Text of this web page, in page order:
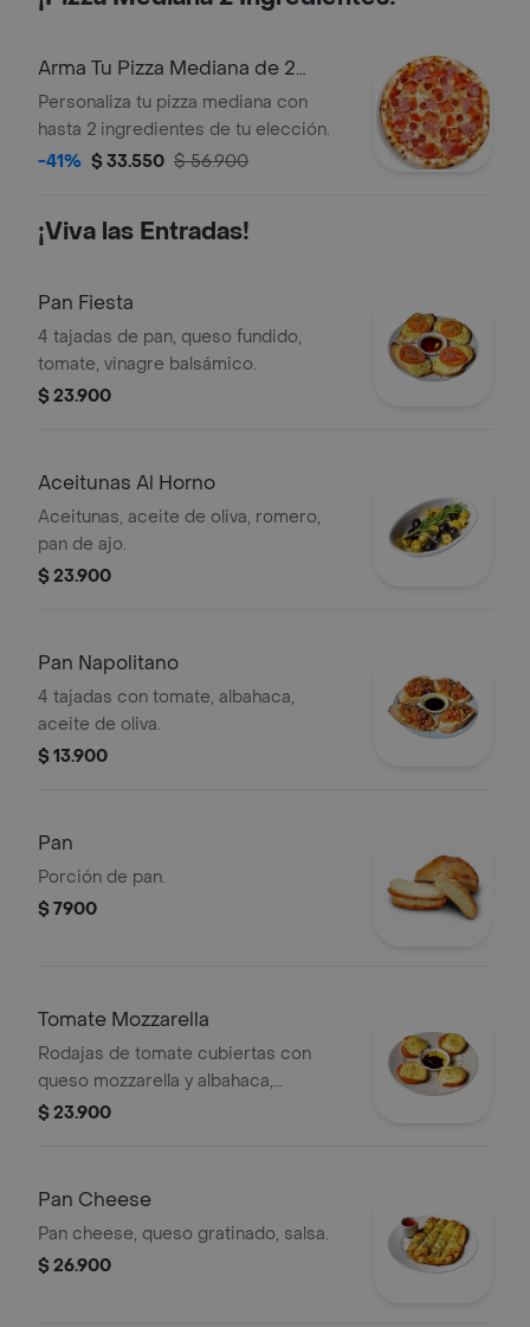
Arma Tu Pizza Mediana de 2
Ingredientes
Personaliza tu pizza mediana con
hasta 2 ingredientes de tu elección.
-41% $ 33.550 $ 56.900
¡Viva las Entradas!
Pan Fiesta
4 tajadas de pan, queso fundido,
tomate, vinagre balsámico.
$ 23.900
Aceitunas Al Horno
Aceitunas, aceite de oliva, romero,
pan de ajo.
$ 23.900
Pan Napolitano
4 tajadas con tomate, albahaca,
aceite de oliva.
$ 13.900
Pan
Porción de pan.
$ 7900
Tomate Mozzarella
Rodajas de tomate cubiertas con
queso mozzarella y albahaca,
acompañadas de una salsa de aceite
$ 23.900
Pan Cheese
Pan cheese, queso gratinado, salsa.
$ 26.900